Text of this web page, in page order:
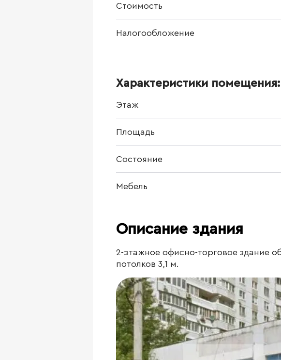
Стоимость
Налогообложение
Характеристики помещения:
Этаж
Площадь
Состояние
Мебель
Описание здания
2-этажное офисно-торговое здание
потолков 3,1 м.